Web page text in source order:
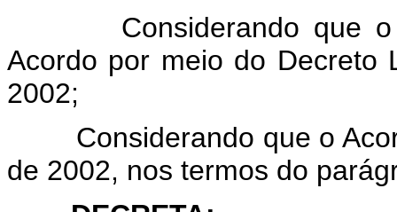
Considerando que o
Acordo por meio do Decreto
2002;
Considerando que o
de 2002, nos termos do